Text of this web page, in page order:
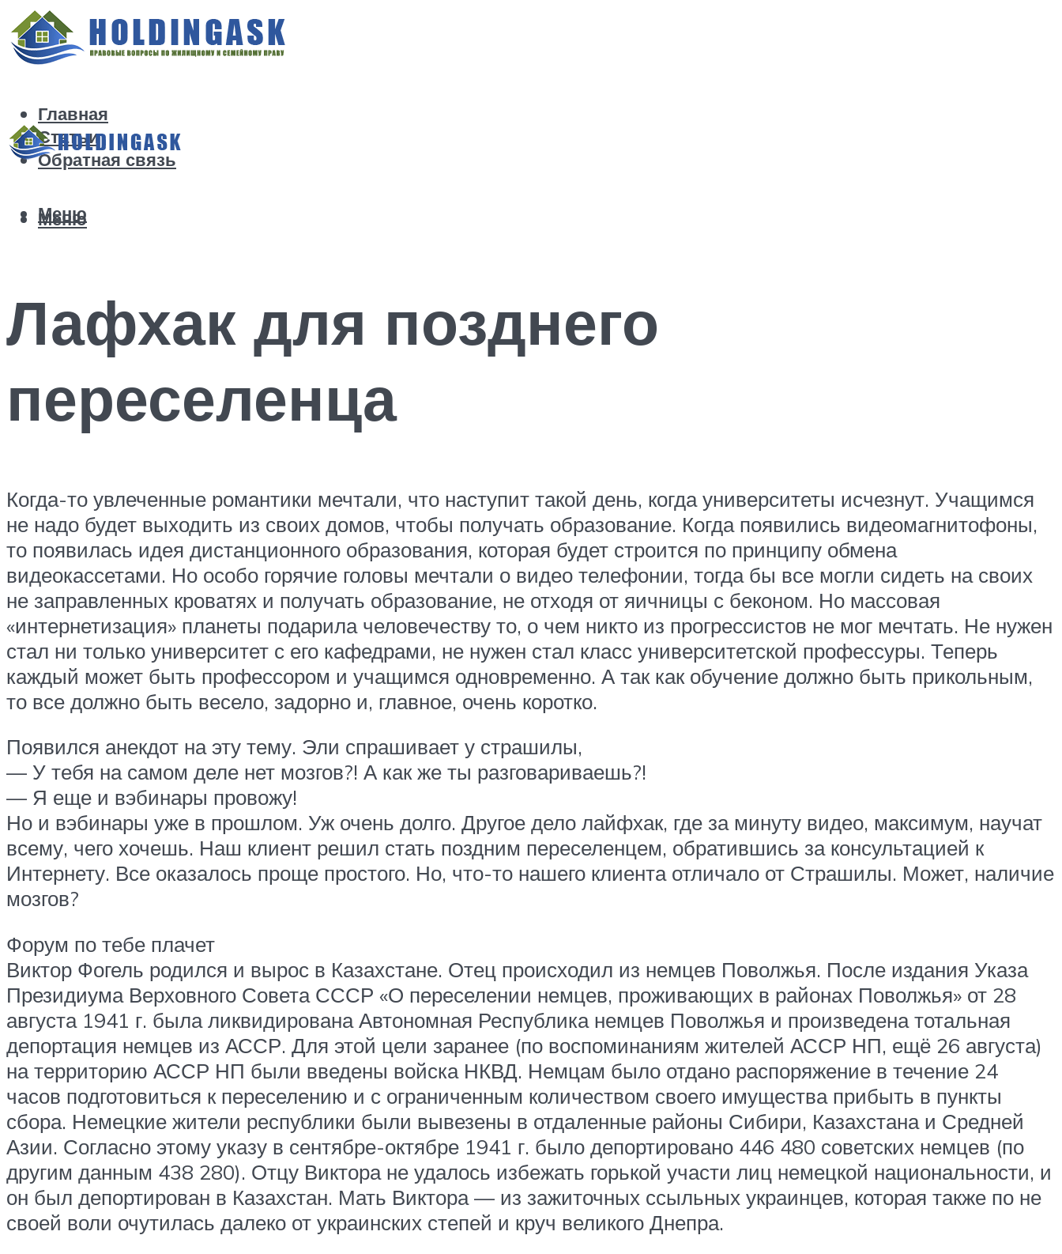
Главная
Статьи
Обратная связь
Меню
Меню
Лафхак для позднего
переселенца
Когда-то увлеченные романтики мечтали, что наступит такой день, когда университеты исчезнут. Учащимся
не надо будет выходить из своих домов, чтобы получать образование. Когда появились видеомагнитофоны,
то появилась идея дистанционного образования, которая будет строится по принципу обмена
видеокассетами. Но особо горячие головы мечтали о видео телефонии, тогда бы все могли сидеть на своих
не заправленных кроватях и получать образование, не отходя от яичницы с беконом. Но массовая
«интернетизация» планеты подарила человечеству то, о чем никто из прогрессистов не мог мечтать. Не нужен
стал ни только университет с его кафедрами, не нужен стал класс университетской профессуры. Теперь
каждый может быть профессором и учащимся одновременно. А так как обучение должно быть прикольным,
то все должно быть весело, задорно и, главное, очень коротко.
Появился анекдот на эту тему. Эли спрашивает у страшилы,
— У тебя на самом деле нет мозгов?! А как же ты разговариваешь?!
— Я еще и вэбинары провожу!
Но и вэбинары уже в прошлом. Уж очень долго. Другое дело лайфхак, где за минуту видео, максимум, научат
всему, чего хочешь. Наш клиент решил стать поздним переселенцем, обратившись за консультацией к
Интернету. Все оказалось проще простого. Но, что-то нашего клиента отличало от Страшилы. Может, наличие
мозгов?
Форум по тебе плачет
Виктор Фогель родился и вырос в Казахстане. Отец происходил из немцев Поволжья. После издания Указа
Президиума Верховного Совета СССР «О переселении немцев, проживающих в районах Поволжья» от 28
августа 1941 г. была ликвидирована Автономная Республика немцев Поволжья и произведена тотальная
депортация немцев из АССР. Для этой цели заранее (по воспоминаниям жителей АССР НП, ещё 26 августа)
на территорию АССР НП были введены войска НКВД. Немцам было отдано распоряжение в течение 24
часов подготовиться к переселению и с ограниченным количеством своего имущества прибыть в пункты
сбора. Немецкие жители республики были вывезены в отдаленные районы Сибири, Казахстана и Средней
Азии. Согласно этому указу в сентябре-октябре 1941 г. было депортировано 446 480 советских немцев (по
другим данным 438 280). Отцу Виктора не удалось избежать горькой участи лиц немецкой национальности, и
он был депортирован в Казахстан. Мать Виктора — из зажиточных ссыльных украинцев, которая также по не
своей воли очутилась далеко от украинских степей и круч великого Днепра.